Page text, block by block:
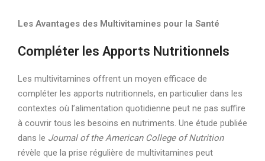
Les Avantages des Multivitamines pour la Santé
Compléter les Apports Nutritionnels
Les multivitamines offrent un moyen efficace de
compléter les apports nutritionnels, en particulier dans les
contextes où l’alimentation quotidienne peut ne pas suffire
à couvrir tous les besoins en nutriments. Une étude publiée
dans le Journal of the American College of Nutrition
révèle que la prise régulière de multivitamines peut